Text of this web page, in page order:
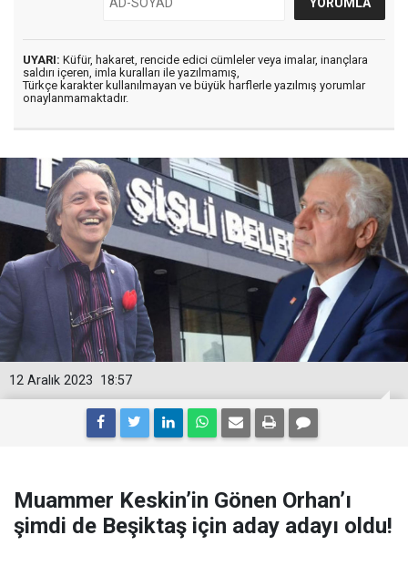
UYARI: Küfür, hakaret, rencide edici cümleler veya imalar, inançlara
saldırı içeren, imla kuralları ile yazılmamış,
Türkçe karakter kullanılmayan ve büyük harflerle yazılmış yorumlar
onaylanmamaktadır.
18:57
12 Aralık 2023
Muammer Keskin’in Gönen Orhan’ı
şimdi de Beşiktaş için aday adayı oldu!